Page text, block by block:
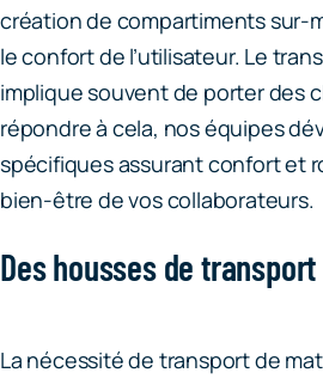
création de compartiments sur-
le confort de l’utilisateur. Le
implique souvent de porter des
répondre à cela, nos équipes
spécifiques assurant confort et
bien-être de vos collaborateurs.
Des housses de transport
La nécessité de transport de